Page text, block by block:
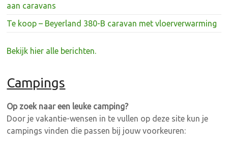
aan caravans
Te koop – Beyerland 380-B caravan met vloerverwarming
Bekijk hier alle berichten.
Campings
Op zoek naar een leuke camping?
Door je vakantie-wensen in te vullen op deze site kun je
campings vinden die passen bij jouw voorkeuren: